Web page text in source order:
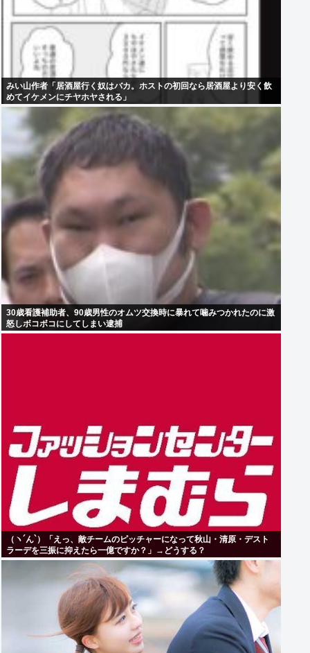
みい山作者「居酒屋行く奴はバカ。ホストの初回なら居酒屋より安く飲
めてイケメンにチヤホヤされる」
30歳看護補助者、90歳男性のオムツ交換時に暴れて噛みつかれたのに激
怒しボコボコにしてしまい逮捕
（ヽ´ん`）「えっ、敵チームのピッチャーになって秋山・清原・デスト
ラーデを三振に抑えたら一億ですか？」→どうする？